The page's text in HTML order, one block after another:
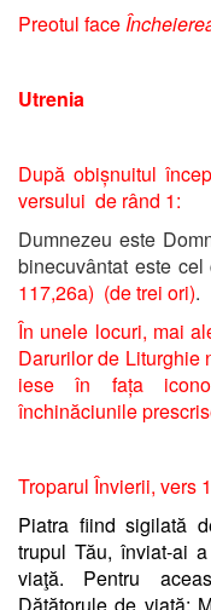
Preotul face
Utrenia
După obișnuitul
versului de rând 1:
Dumnezeu este
binecuvântat este
117,26a) (de trei ori).
În unele locuri, mai
Darurilor de Liturghie
iese în fața
închinăciunile
Troparul Învierii, vers
Piatra fiind sigilată
trupul Tău, înviat-ai
viaţă. Pentru
Dătătorule de viaţă: